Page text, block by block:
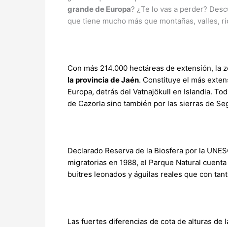
grande de Europa? ¿Te lo vas a perder?
que tiene mucho más que montañas, valles,
Con más 214.000 hectáreas de extensión, la
la provincia de Jaén. Constituye el más
Europa, detrás del Vatnajökull en Islandia.
de Cazorla sino también por las sierras de
Declarado Reserva de la Biosfera por la
migratorias en 1988, el Parque Natural
buitres leonados y águilas reales que con
Las fuertes diferencias de cota de alturas de